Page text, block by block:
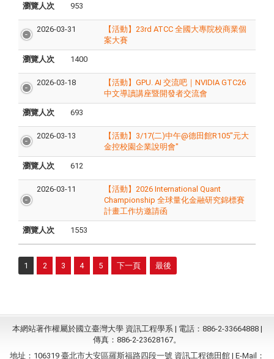
瀏覽人次 953
2026-03-31
【活動】23rd ATCC 全國大專院校商業個
案大賽
瀏覽人次 1400
2026-03-18
【活動】GPU. AI 交流吧｜NVIDIA GTC26
中文導讀講座暨開發者交流會
瀏覽人次 693
2026-03-13
【活動】3/17(二)中午@德田館R105"元大
金控校園企業說明會"
瀏覽人次 612
2026-03-11
【活動】2026 International Quant
Championship 全球量化金融研究錦標賽
計畫工作坊邀請函
瀏覽人次 1553
1 2 3 4 5 下一頁 最後
本網站著作權屬於國立臺灣大學 資訊工程學系 | 電話：886-2-33664888 |
傳真：886-2-23628167。
地址：106319 臺北市大安區羅斯福路四段一號 資訊工程德田館 | E-Mail：